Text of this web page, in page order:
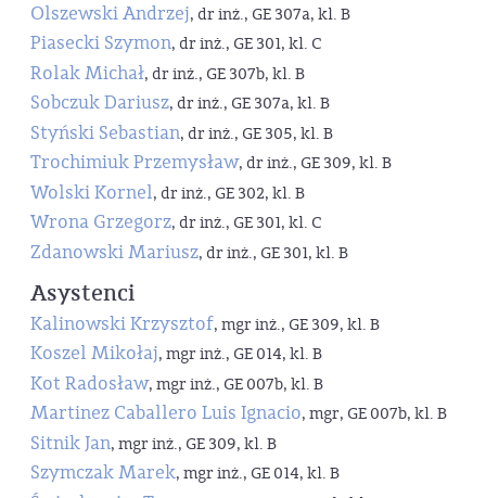
Olszewski Andrzej, dr inż., GE 307a, kl. B
Piasecki Szymon, dr inż., GE 301, kl. C
Rolak Michał, dr inż., GE 307b, kl. B
Sobczuk Dariusz, dr inż., GE 307a, kl. B
Styński Sebastian, dr inż., GE 305, kl. B
Trochimiuk Przemysław, dr inż., GE 309, kl. B
Wolski Kornel, dr inż., GE 302, kl. B
Wrona Grzegorz, dr inż., GE 301, kl. C
Zdanowski Mariusz, dr inż., GE 301, kl. B
Asystenci
Kalinowski Krzysztof, mgr inż., GE 309, kl. B
Koszel Mikołaj, mgr inż., GE 014, kl. B
Kot Radosław, mgr inż., GE 007b, kl. B
Martinez Caballero Luis Ignacio, mgr, GE 007b, kl. B
Sitnik Jan, mgr inż., GE 309, kl. B
Szymczak Marek, mgr inż., GE 014, kl. B